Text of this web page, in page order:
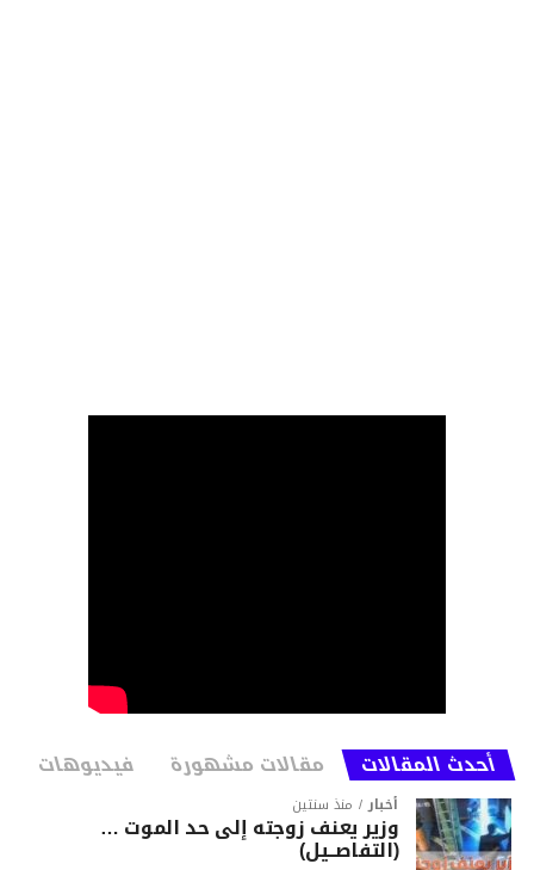
أحدث المقالات مقالات مشهورة فيديوهات
أخبار منذ سنتين
وزير يعنف زوجته إلى حد الموت …
(التفاصــيل)